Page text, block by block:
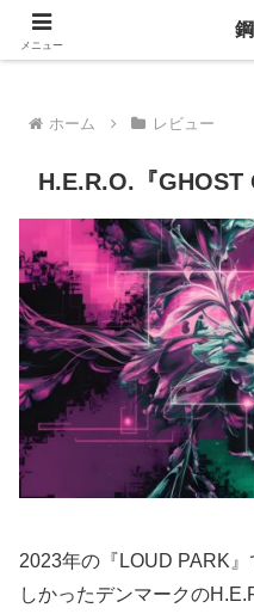
おすすめ
ホーム レビュー
H.E.R.O.『GHOST
2023年の『LOUD PARK
しかったデンマークの
メニュー